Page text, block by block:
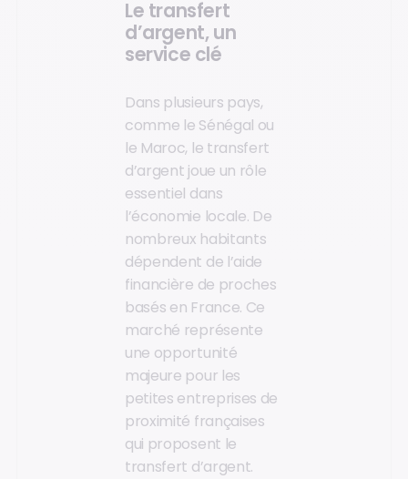
Le transfert
d’argent, un
service clé
Dans plusieurs pays,
comme le Sénégal ou
le Maroc, le transfert
d’argent joue un rôle
essentiel dans
l’économie locale. De
nombreux habitants
dépendent de l’aide
financière de proches
basés en France. Ce
marché représente
une opportunité
majeure pour les
petites entreprises de
proximité françaises
qui proposent le
transfert d’argent.